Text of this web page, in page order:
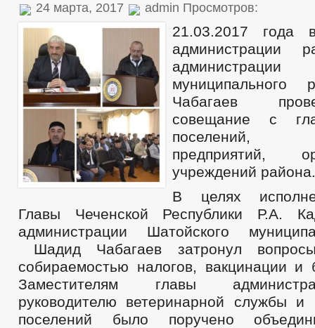
24 марта, 2017 admin Просмотров:
21.03.2017 года
администрации
Чабагаев
совещание с
поселений,
предприятий,
учреждений района.
В целях
Главы Чеченской Республики Р.А.
администрации Шатойского
Шадид Чабагаев затронул
собираемостью налогов, вакцинации и
Заместителям главы
руководителю ветеринарной службы и
поселений было поручено